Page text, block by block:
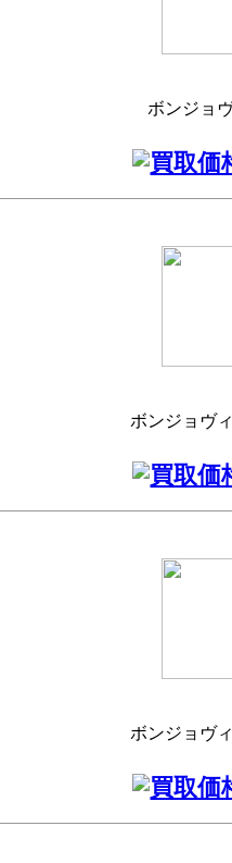
ボンジョ
ボンジョヴ
ボンジョヴ